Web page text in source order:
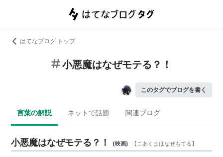
はてなブログ トップ
小悪魔はなぜモテる？！
このタグでブログを書く
言葉の解説 ネットで話題 関連ブログ
小悪魔はなぜモテる？！ (映画) 【こあくまはなぜもてる】